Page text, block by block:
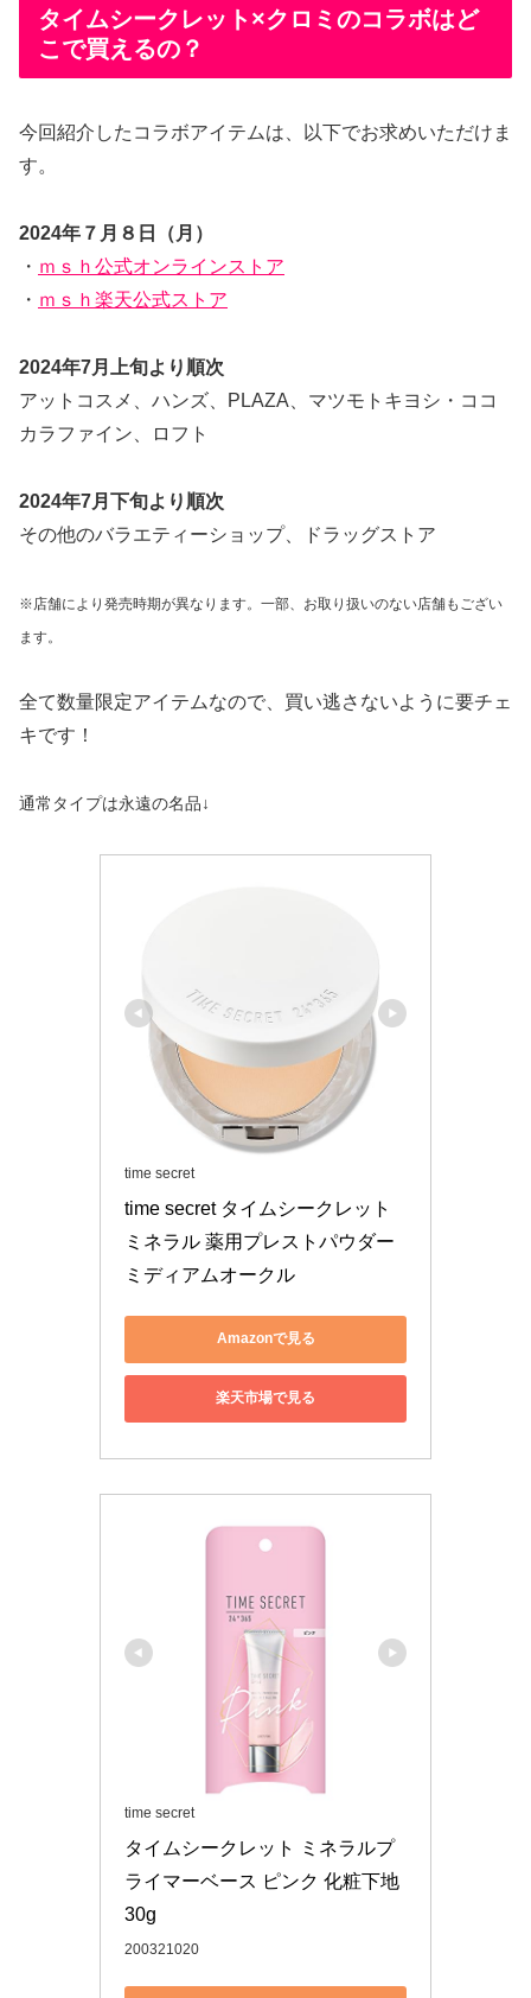
タイムシークレット×クロミのコラボはど
こで買えるの？
今回紹介したコラボアイテムは、以下でお求めいただけま
す。
2024年７月８日（月）
・ ｍｓｈ公式オンラインストア
・ ｍｓｈ楽天公式ストア
2024年7月上旬より順次
アットコスメ、ハンズ、PLAZA、マツモトキヨシ・ココ
カラファイン、ロフト
2024年7月下旬より順次
その他のバラエティーショップ、ドラッグストア
※店舗により発売時期が異なります。一部、お取り扱いのない店舗もござい
ます。
全て数量限定アイテムなので、買い逃さないように要チェ
キです！
通常タイプは永遠の名品↓
time secret
time secret タイムシークレット
ミネラル 薬用プレストパウダー
ミディアムオークル
Amazonで見る
楽天市場で見る
time secret
タイムシークレット ミネラルプ
ライマーベース ピンク 化粧下地
30g
200321020